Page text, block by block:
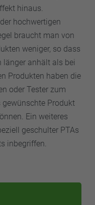
hinaus.
hochwertigen
braucht man von
weniger, so dass
länger anhält als bei
Produkten haben die
oder Tester zum
Produkt
Ein weiteres
geschulter PTAs
inbegriffen.